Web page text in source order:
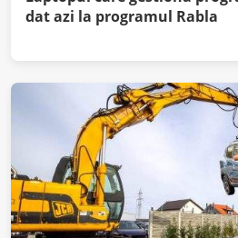
dat azi la programul Rabla